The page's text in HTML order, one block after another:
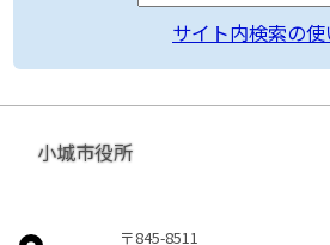
サイト内検索の
小城市役所
〒845-8511